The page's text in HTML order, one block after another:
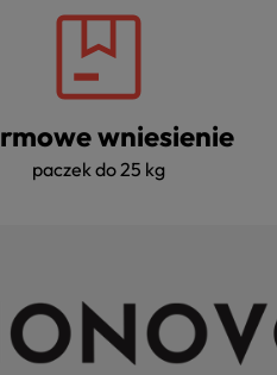
wniesienie
paczek do 25 kg